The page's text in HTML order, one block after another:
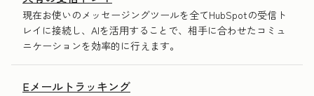
現在お使いのメッセージングツールを全てHubSpotの受信ト
レイに接続し、AIを活用することで、相手に合わせたコミュ
ニケーションを効率的に行えます。
Eメールトラッキング